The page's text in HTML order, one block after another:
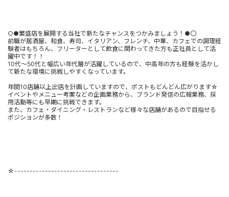
○●繁盛店を展開する当社で新たなチャンスをつかみましょう！●〇
前職が居酒屋、和食、寿司、イタリアン、フレンチ、中華、カフェでの調理経
験者はもちろん、フリーターとして飲食に関わってきた方も正社員として活
躍中です！！
10代～50代と幅広い年代層が活躍しているので、中高年の方も経験を活かし
て新たな環境に挑戦しやすくなっています。
年間10店舗以上出店を計画していますので、ポストもどんどん広がります☆
イベントやメニュー考案などの企画業務から、ブランド発信の広報業務、採
用活動等にも早期に挑戦できます。
また、カフェ・ダイニング・レストランなど様々な店舗があるので目指せる
ポジションが多数！
☆----------------------------------